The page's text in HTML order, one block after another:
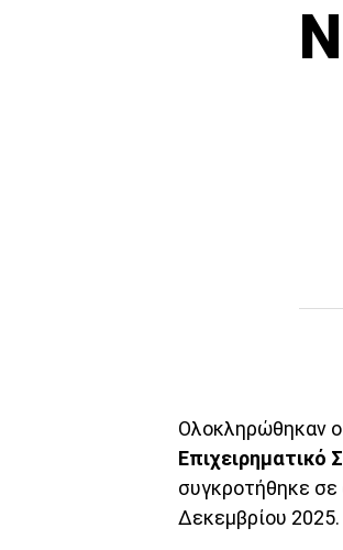
Ολοκληρώθηκαν
Επιχειρηματικό
συγκροτήθηκε
Δεκεμβρίου 2025.